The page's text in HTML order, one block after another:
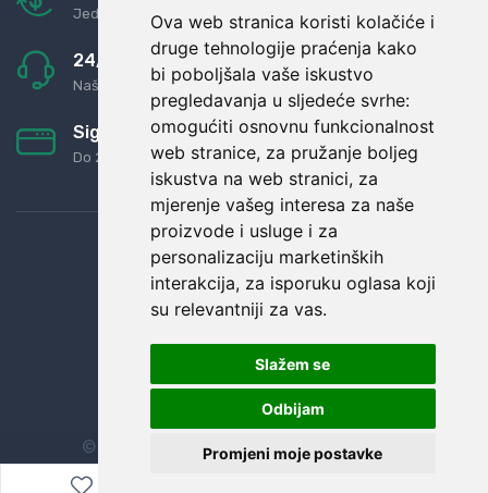
Ova web stranica koristi kolačiće i
druge tehnologije praćenja kako
bi poboljšala vaše iskustvo
pregledavanja u sljedeće svrhe:
omogućiti osnovnu funkcionalnost
web stranice, za pružanje boljeg
iskustva na web stranici, za
mjerenje vašeg interesa za naše
proizvode i usluge i za
personalizaciju marketinških
interakcija, za isporuku oglasa koji
su relevantniji za vas.
Slažem se
Odbijam
Promjeni moje postavke
Jednostavno pravilo: Roba za novac
24/7 odlična podrška
Naši agenti uvijek na raspolaganju
Sigurno obročno plaćanje
Do 24 rata bez kamata
© Sva prava zadržana. Dopi grupa d.o.o.